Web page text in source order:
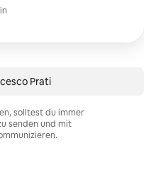
Prati
solltest du immer
senden und mit